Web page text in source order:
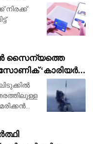
തുടരുമെന്ന്
സൈന്യത്തെ
‘കാരിയർ